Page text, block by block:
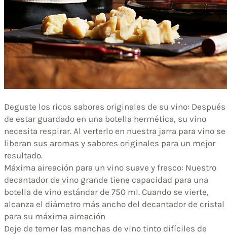
Deguste los ricos sabores originales de su vino: Después
de estar guardado en una botella hermética, su vino
necesita respirar. Al verterlo en nuestra jarra para vino se
liberan sus aromas y sabores originales para un mejor
resultado.
Máxima aireación para un vino suave y fresco: Nuestro
decantador de vino grande tiene capacidad para una
botella de vino estándar de 750 ml. Cuando se vierte,
alcanza el diámetro más ancho del decantador de cristal
para su máxima aireación
Deje de temer las manchas de vino tinto difíciles de